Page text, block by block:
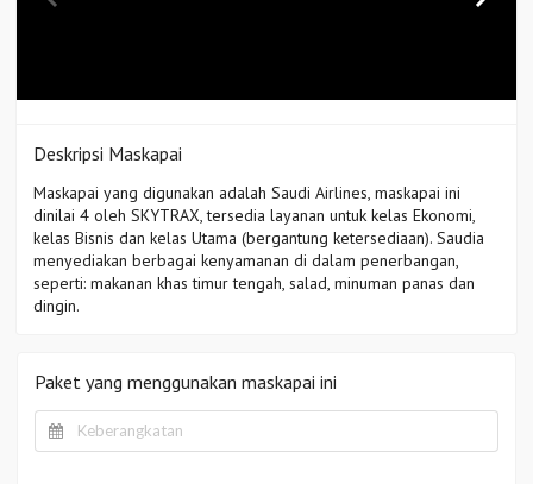
Deskripsi Maskapai
Maskapai yang digunakan adalah Saudi Airlines, maskapai ini
dinilai 4 oleh SKYTRAX, tersedia layanan untuk kelas Ekonomi,
kelas Bisnis dan kelas Utama (bergantung ketersediaan). Saudia
menyediakan berbagai kenyamanan di dalam penerbangan,
seperti: makanan khas timur tengah, salad, minuman panas dan
dingin.
Paket yang menggunakan maskapai ini